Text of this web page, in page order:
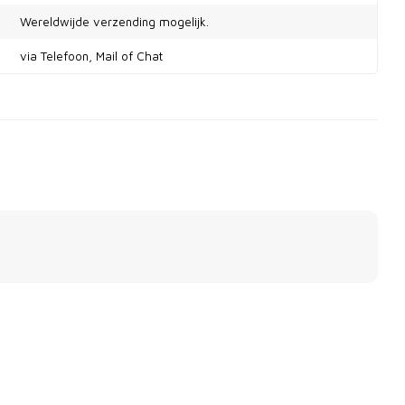
Wereldwijde verzending mogelijk.
via Telefoon, Mail of Chat